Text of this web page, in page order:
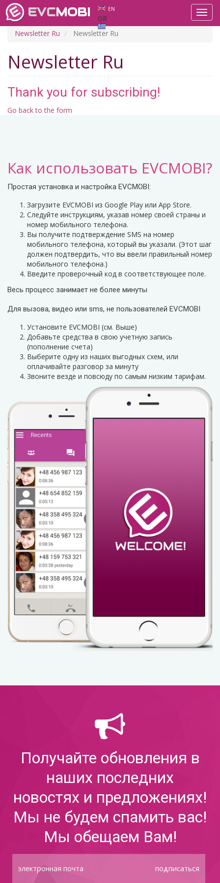
EVCMOBI EN
GR
Newsletter Ru
Newsletter Ru
Newsletter Ru
Thank you for subscribing!
Go back to the form
Как использовать EVCMOBI?
Простая установка и настройка EVCMOBI:
Загрузите EVCMOBI из Google Play или App Store.
Следуйте инструкциям, указав номер своей страны и
номер мобильного телефона.
Вы получите подтверждение SMS на номер
мобильного телефона, который вы указали. (Этот шаг
должен подтвердить, что вы ввели правильный номер
мобильного телефона.)
Введите проверочный код в соответствующее поле.
Весь процесс занимает не более минуты
Для вызова, видео или sms, не пользователей EVCMOBI
Установите EVCMOBI (см. Выше)
Добавьте средства в свою учетную запись
(пополнение счета)
Выберите одну из наших выгодных схем, или
оплачивайте разговор за минуту
3воните везде и повсюду по самым низким тарифам.
Получайте обновления в
наших последних
новостях и предложениях!
Мы не будем спамить вас!
Мы обещаем Вам!
подписаться